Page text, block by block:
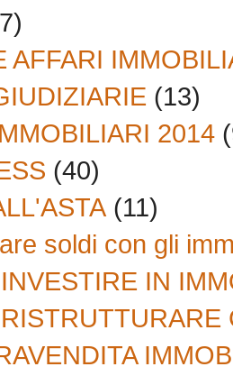
AFFARI
(13)
2014
(40)
(11)
soldi con gli
IN